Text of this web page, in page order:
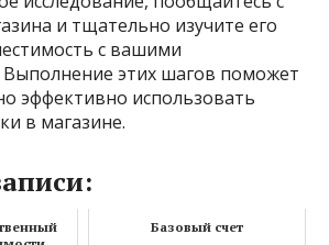
и тщательно изучите его
с вашими
Выполнение этих шагов поможет
эффективно использовать
в магазине.
Базовый счет